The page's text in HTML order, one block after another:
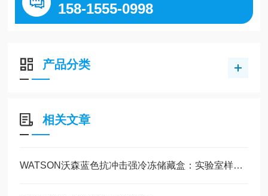
158-1555-0998
产品分类
相关文章
WATSON沃森蓝色抗冲击强冷冻储藏盒：实验室样本管理的可靠之选